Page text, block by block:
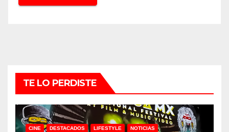
l
TE LO PERDISTE
CINE DESTACADOS LIFESTYLE NOTICIAS